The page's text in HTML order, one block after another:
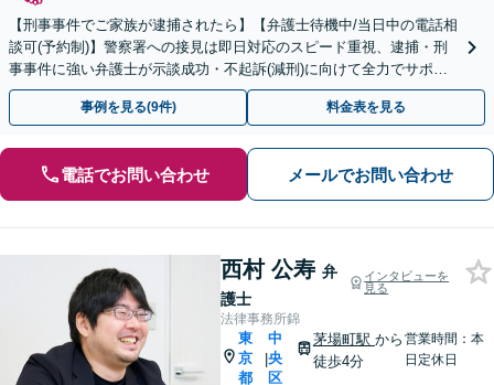
【刑事事件でご家族が逮捕されたら】【弁護士待機中/当日中の電話相
談可(予約制)】警察署への接見は即日対応のスピード重視、逮捕・刑
事事件に強い弁護士が示談成功・不起訴(減刑)に向けて全力でサポー
トします。【加害者側の相談専門】
事例を見る(9件) 料金表を見る
電話でお問い合わせ メールでお問い合わせ
西村 公寿 弁
護士
インタビューを
見る
法律事務所錦
東
京
都
|
中
央
区
茅場町駅 から
徒歩4分
営業時間：本
日定休日